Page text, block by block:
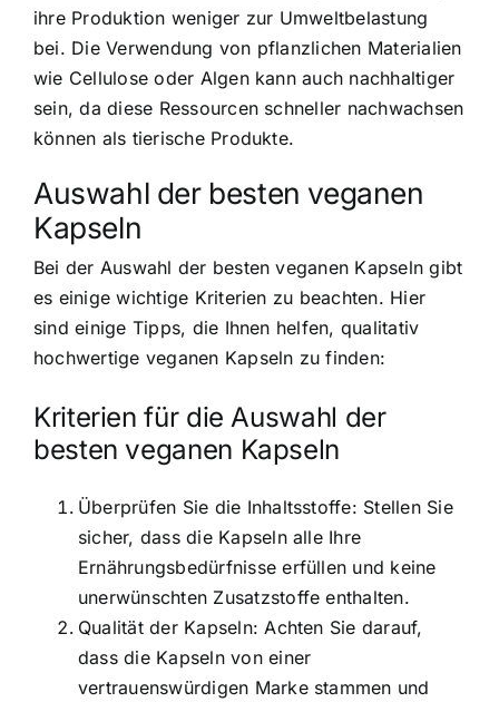
ihre Produktion weniger zur Umweltbelastung
bei. Die Verwendung von pflanzlichen Materialien
wie Cellulose oder Algen kann auch nachhaltiger
sein, da diese Ressourcen schneller nachwachsen
können als tierische Produkte.
Auswahl der besten veganen
Kapseln
Bei der Auswahl der besten veganen Kapseln gibt
es einige wichtige Kriterien zu beachten. Hier
sind einige Tipps, die Ihnen helfen, qualitativ
hochwertige veganen Kapseln zu finden:
Kriterien für die Auswahl der
besten veganen Kapseln
Überprüfen Sie die Inhaltsstoffe: Stellen Sie
sicher, dass die Kapseln alle Ihre
Ernährungsbedürfnisse erfüllen und keine
unerwünschten Zusatzstoffe enthalten.
Qualität der Kapseln: Achten Sie darauf,
dass die Kapseln von einer
vertrauenswürdigen Marke stammen und